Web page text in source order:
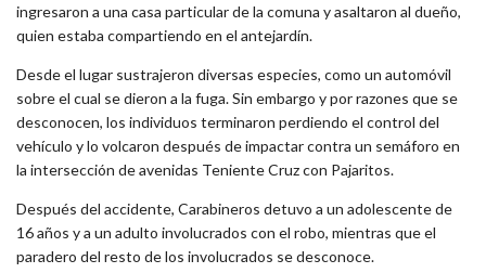
ingresaron a una casa particular de la comuna y asaltaron al dueño,
quien estaba compartiendo en el antejardín.
Desde el lugar sustrajeron diversas especies, como un automóvil
sobre el cual se dieron a la fuga. Sin embargo y por razones que se
desconocen, los individuos terminaron perdiendo el control del
vehículo y lo volcaron después de impactar contra un semáforo en
la intersección de avenidas Teniente Cruz con Pajaritos.
Después del accidente, Carabineros detuvo a un adolescente de
16 años y a un adulto involucrados con el robo, mientras que el
paradero del resto de los involucrados se desconoce.